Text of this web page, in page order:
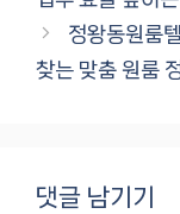
리
정왕동원룸
찾는 맞춤 원룸
댓글 남기기